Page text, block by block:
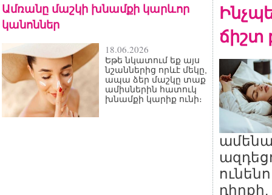
Ամռանը մաշկի խնամքի կարևոր
կանոններ
18.06.2026
Եթե նկատում եք այս
նշաններից որևէ մեկը,
ապա ձեր մաշկը տաք
ամիսներին հատուկ
խնամքի կարիք ունի։
ճիշտ